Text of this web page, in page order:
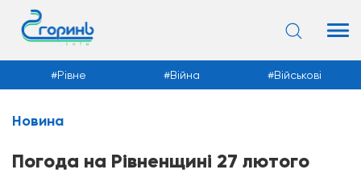
Новини
Рівне Війна Військові
Новина
Погода на Рівненщині 27 лютого